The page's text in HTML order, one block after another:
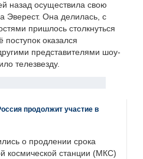
назад осуществила свою
Эверест. Она делилась, с
пришлось столкнуться
оказался
представителями шоу-
телезвезду.
продолжит участие в
о продлении срока
космической станции (МКС)